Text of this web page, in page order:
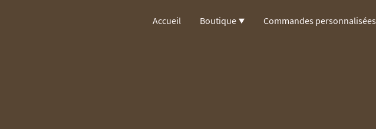
Accueil Boutique Commandes personnalisées